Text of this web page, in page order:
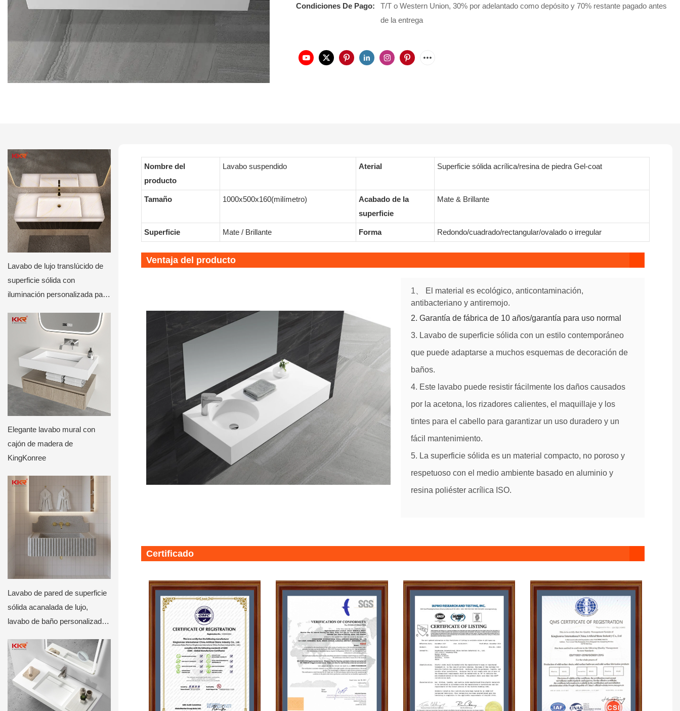
Condiciones De Pago:
T/T o Western Union, 30% por adelantado como depósito y 70% restante pagado antes
de la entrega
Lavabo de lujo translúcido de
superficie sólida con
iluminación personalizada para
Elegante lavabo mural con
cajón de madera de
KingKonree
Lavabo de pared de superficie
sólida acanalada de lujo,
lavabo de baño personalizado
de KKR
Nombre del
producto
Lavabo suspendido Aterial Superficie sólida acrílica/resina de piedra Gel-coat
Tamaño 1000x500x160(milímetro)
Acabado de la
superficie
Mate & Brillante
Superficie Mate / Brillante Forma Redondo/cuadrado/rectangular/ovalado o irregular
Ventaja del producto
1、
El material es ecológico, anticontaminación,
antibacteriano y antiremojo.
2. Garantía de fábrica de 10 años/garantía para uso normal
3. Lavabo de superficie sólida con un estilo contemporáneo
que puede adaptarse a muchos esquemas de decoración de
baños.
4. Este lavabo puede resistir fácilmente los daños causados ​​
por la acetona, los rizadores calientes, el maquillaje y los
tintes para el cabello para garantizar un uso duradero y un
fácil mantenimiento.
5. La superficie sólida es un material compacto, no poroso y
respetuoso con el medio ambiente basado en aluminio y
resina poliéster acrílica ISO.
Certificado